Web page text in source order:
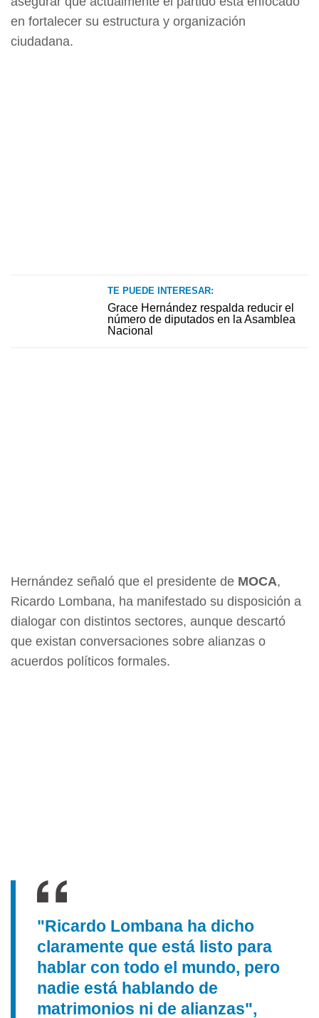
en fortalecer su estructura y organización
ciudadana.
TE PUEDE INTERESAR:
Grace Hernández respalda reducir el
número de diputados en la Asamblea
Nacional
Hernández señaló que el presidente de MOCA,
Ricardo Lombana, ha manifestado su disposición a
dialogar con distintos sectores, aunque descartó
que existan conversaciones sobre alianzas o
acuerdos políticos formales.
"Ricardo Lombana ha dicho
claramente que está listo para
hablar con todo el mundo, pero
nadie está hablando de
matrimonios ni de alianzas",